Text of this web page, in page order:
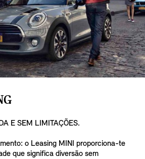
E SEM LIMITAÇÕES.
o Leasing MINI proporciona-te
que significa diversão sem